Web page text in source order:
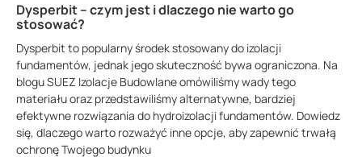
Dysperbit – czym jest i dlaczego nie warto go
stosować?
Dysperbit to popularny środek stosowany do izolacji
fundamentów, jednak jego skuteczność bywa ograniczona. Na
blogu SUEZ Izolacje Budowlane omówiliśmy wady tego
materiału oraz przedstawiliśmy alternatywne, bardziej
efektywne rozwiązania do hydroizolacji fundamentów. Dowiedz
się, dlaczego warto rozważyć inne opcje, aby zapewnić trwałą
ochronę Twojego budynku